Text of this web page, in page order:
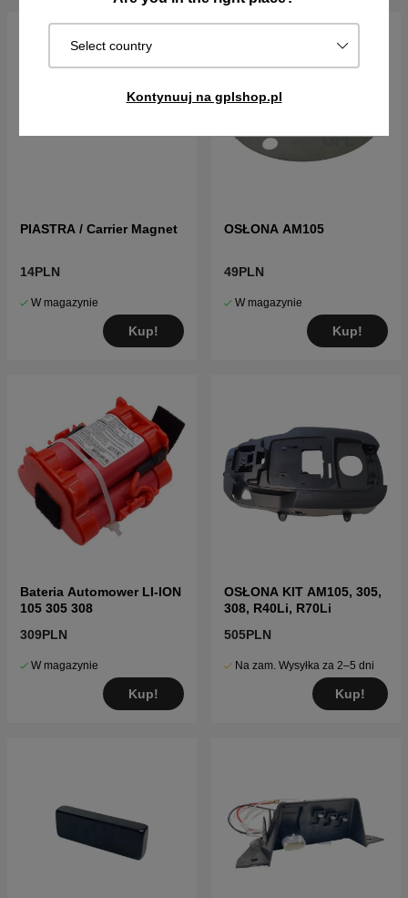
Select country
Kontynuuj na gplshop.pl
PIASTRA / Carrier Magnet
14PLN
W magazynie
Kup!
OSŁONA AM105
49PLN
W magazynie
Kup!
Bateria Automower LI-ION
105 305 308
309PLN
W magazynie
Kup!
OSŁONA KIT AM105, 305,
308, R40Li, R70Li
505PLN
Na zam. Wysyłka za 2–5 dni
Kup!